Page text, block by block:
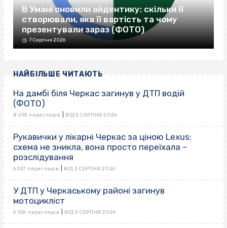
В Умані оновили айдентику: скільки її
створювали, яка її вартість та чому
презентували зараз (ФОТО)
7 Серпня 2026
НАЙБІЛЬШЕ ЧИТАЮТЬ
На дамбі біля Черкас загинув у ДТП водій
(ФОТО)
8 293 переглядів ВІД 5 СЕРПНЯ 2026
Рукавички у лікарні Черкас за ціною Lexus:
схема не зникла, вона просто переїхала –
розслідування
6 337 переглядів ВІД 3 СЕРПНЯ 2026
У ДТП у Черкаському районі загинув
мотоцикліст
6 158 переглядів ВІД 3 СЕРПНЯ 2026